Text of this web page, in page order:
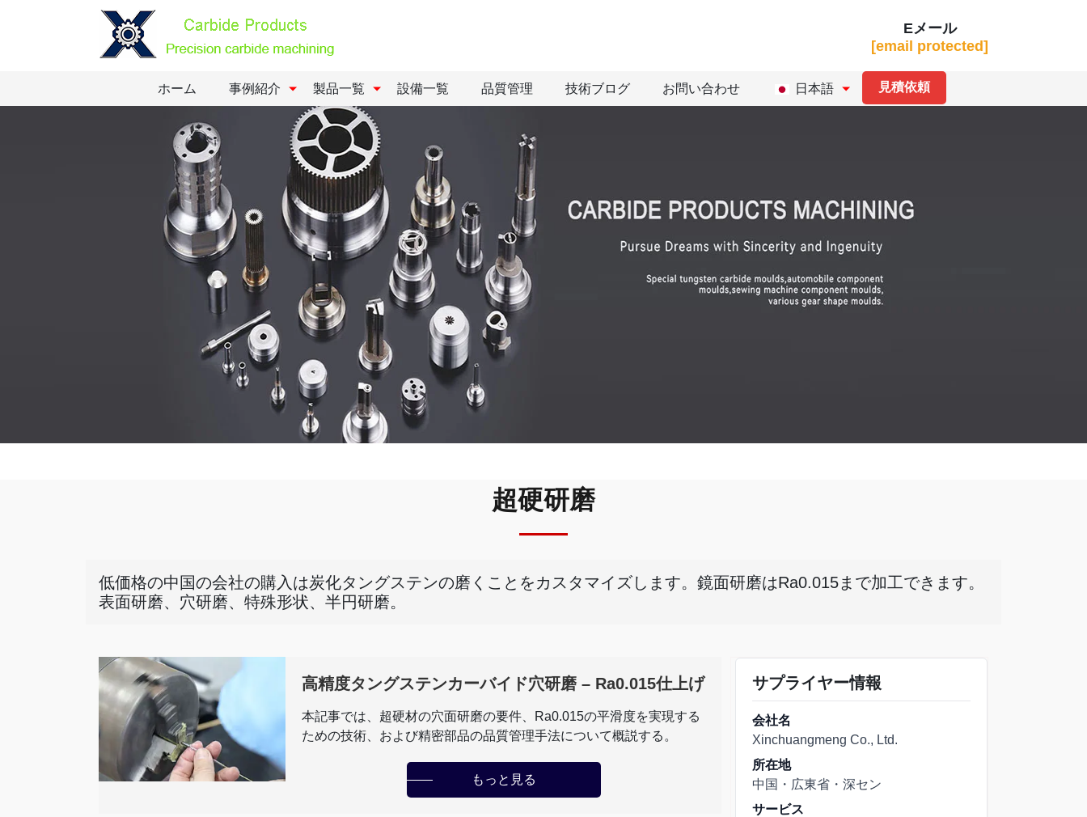
Eメール
[email protected]
ホーム 事例紹介 製品一覧 設備一覧 品質管理 技術ブログ お問い合わせ 日本語 見積依頼
超硬研磨
低価格の中国の会社の購入は炭化タングステンの磨くことをカスタマイズします。鏡面研磨はRa0.015まで加工できます。
表面研磨、穴研磨、特殊形状、半円研磨。
高精度タングステンカーバイド穴研磨 – Ra0.015仕上げ
本記事では、超硬材の穴面研磨の要件、Ra0.015の平滑度を実現する
ための技術、および精密部品の品質管理手法について概説する。
もっと見る
サプライヤー情報
会社名
Xinchuangmeng Co., Ltd.
所在地
中国・広東省・深セン
サービス